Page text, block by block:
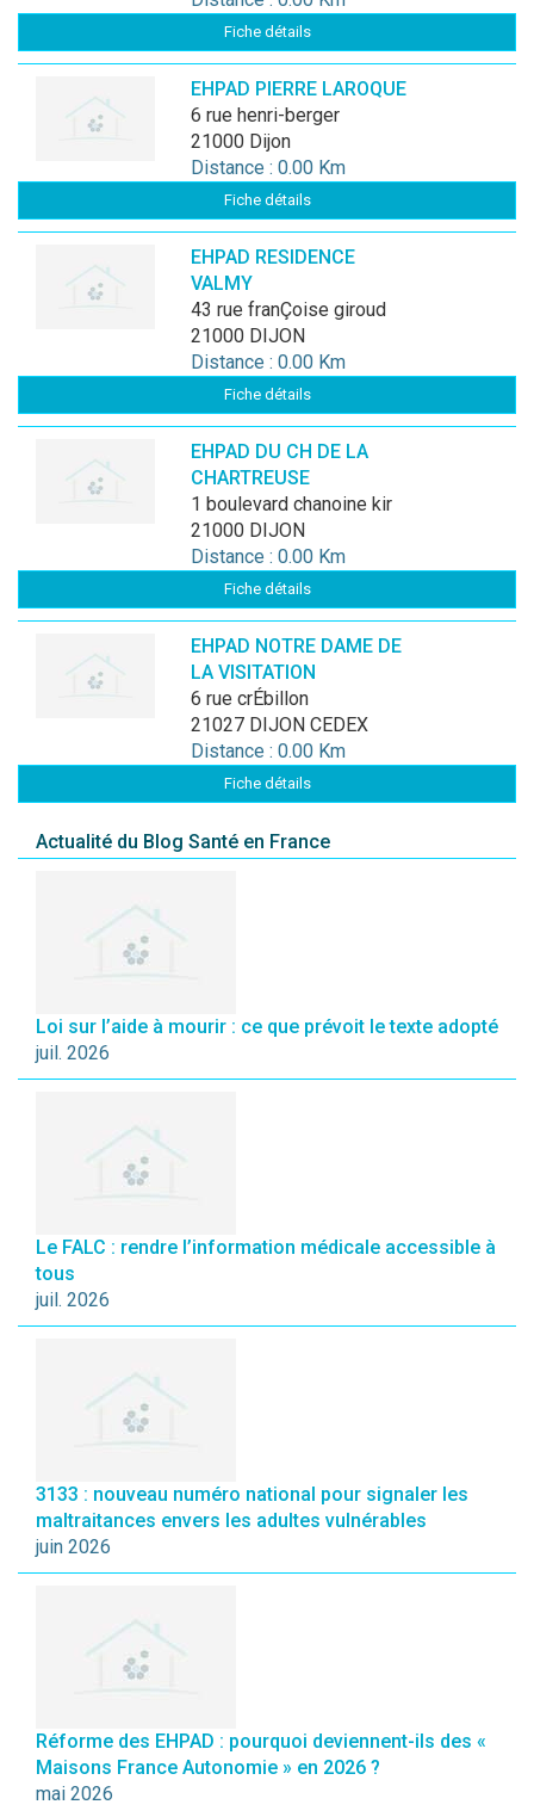
Fiche détails
EHPAD PIERRE LAROQUE
6 rue henri-berger
21000 Dijon
Distance : 0.00 Km
Fiche détails
EHPAD RESIDENCE
VALMY
43 rue franÇoise giroud
21000 DIJON
Distance : 0.00 Km
Fiche détails
EHPAD DU CH DE LA
CHARTREUSE
1 boulevard chanoine kir
21000 DIJON
Distance : 0.00 Km
Fiche détails
EHPAD NOTRE DAME DE
LA VISITATION
6 rue crÉbillon
21027 DIJON CEDEX
Distance : 0.00 Km
Fiche détails
Actualité du Blog Santé en France
Loi sur l’aide à mourir : ce que prévoit le texte adopté
juil. 2026
Le FALC : rendre l’information médicale accessible à
tous
juil. 2026
3133 : nouveau numéro national pour signaler les
maltraitances envers les adultes vulnérables
juin 2026
Réforme des EHPAD : pourquoi deviennent-ils des «
Maisons France Autonomie » en 2026 ?
mai 2026